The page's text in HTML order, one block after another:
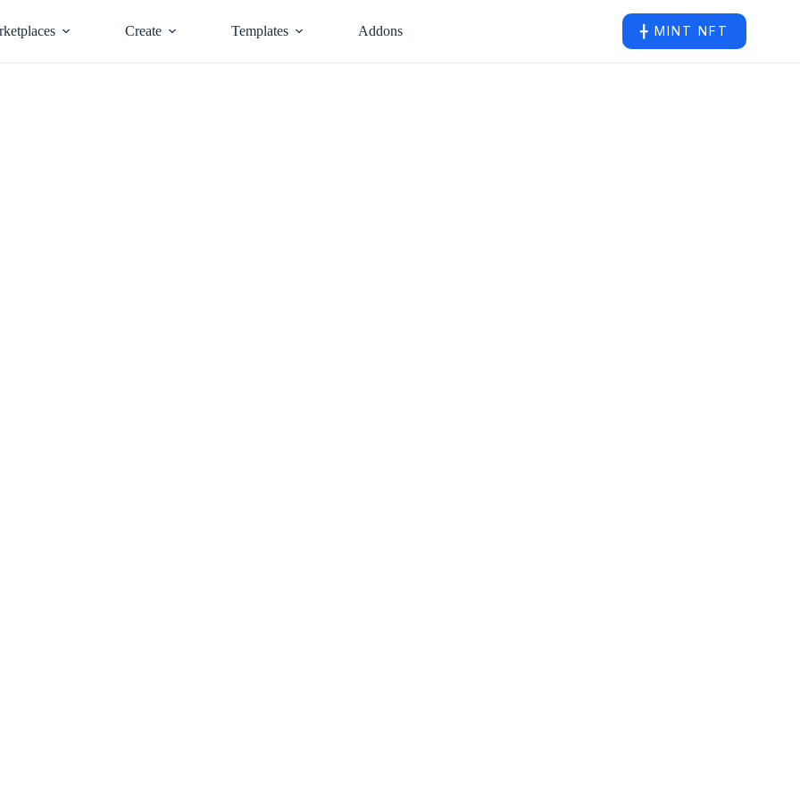
Create Templates Addons ╋ MINT NFT